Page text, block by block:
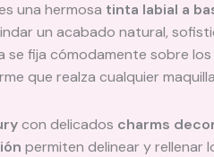
una hermosa tinta labial a
un acabado natural,
se fija cómodamente sobre los
que realza cualquier
con delicados charms
permiten delinear y rellenar